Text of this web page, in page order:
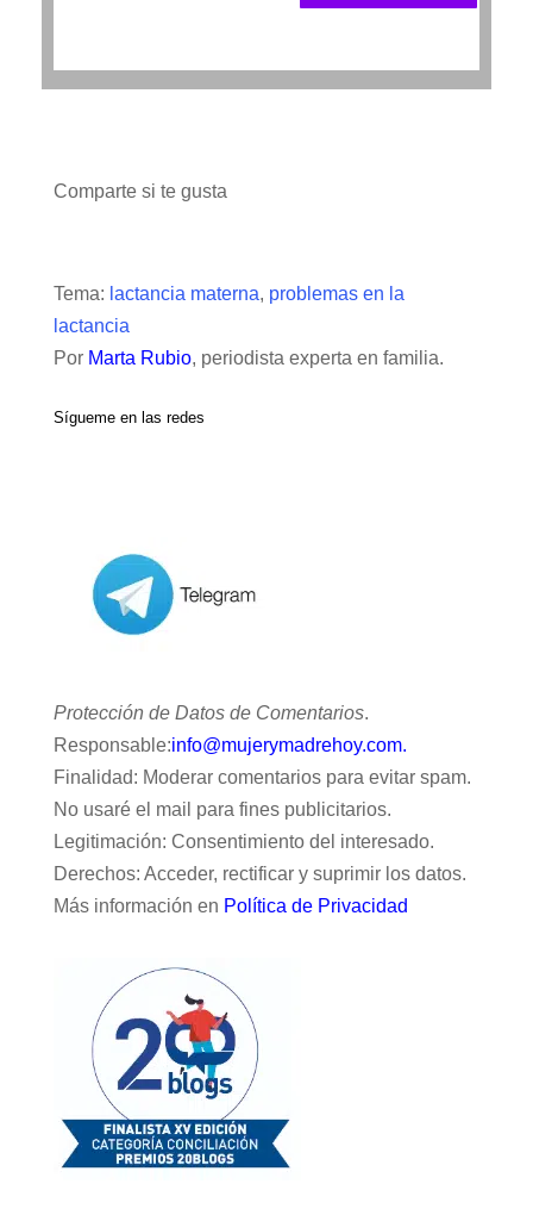
Comparte si te gusta
Tema: lactancia materna, problemas en la
lactancia
Por Marta Rubio, periodista experta en familia.
Sígueme en las redes
Protección de Datos de Comentarios.
Responsable:info@mujerymadrehoy.com.
Finalidad: Moderar comentarios para evitar spam.
No usaré el mail para fines publicitarios.
Legitimación: Consentimiento del interesado.
Derechos: Acceder, rectificar y suprimir los datos.
Más información en Política de Privacidad